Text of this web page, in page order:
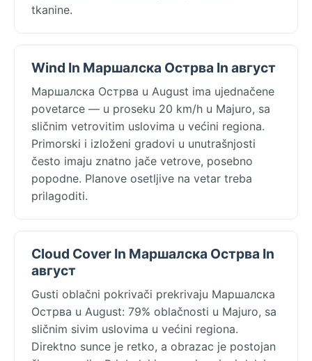
tkanine.
Wind In Маршалска Острва In август
Маршалска Острва u August ima ujednačene
povetarce — u proseku 20 km/h u Majuro, sa
sličnim vetrovitim uslovima u većini regiona.
Primorski i izloženi gradovi u unutrašnjosti
često imaju znatno jače vetrove, posebno
popodne. Planove osetljive na vetar treba
prilagoditi.
Cloud Cover In Маршалска Острва In
август
Gusti oblačni pokrivači prekrivaju Маршалска
Острва u August: 79% oblačnosti u Majuro, sa
sličnim sivim uslovima u većini regiona.
Direktno sunce je retko, a obrazac je postojan